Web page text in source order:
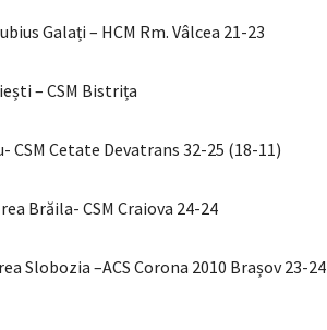
Galați – HCM Rm. Vâlcea 21-23
– CSM Bistrița
CSM Cetate Devatrans 32-25 (18-11)
Brăila- CSM Craiova 24-24
Slobozia –ACS Corona 2010 Brașov 23-24